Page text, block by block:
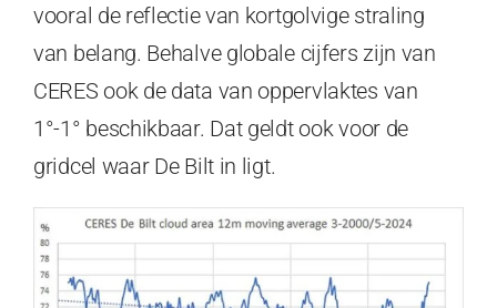
vooral de reflectie van kortgolvige straling
van belang. Behalve globale cijfers zijn van
CERES ook de data van oppervlaktes van
1°-1° beschikbaar. Dat geldt ook voor de
gridcel waar De Bilt in ligt.